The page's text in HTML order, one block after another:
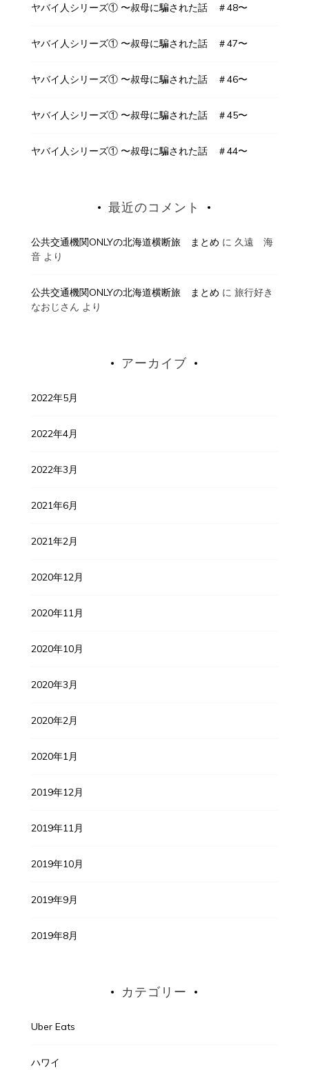
ヤバイ人シリーズ① 〜叔母に騙された話 ＃48〜
ヤバイ人シリーズ① 〜叔母に騙された話 ＃47〜
ヤバイ人シリーズ① 〜叔母に騙された話 ＃46〜
ヤバイ人シリーズ① 〜叔母に騙された話 ＃45〜
ヤバイ人シリーズ① 〜叔母に騙された話 ＃44〜
最近のコメント
公共交通機関ONLYの北海道横断旅 まとめ に 久遠 海
音より
公共交通機関ONLYの北海道横断旅 まとめ に 旅行好き
なおじさん より
アーカイブ
2022年5月
2022年4月
2022年3月
2021年6月
2021年2月
2020年12月
2020年11月
2020年10月
2020年3月
2020年2月
2020年1月
2019年12月
2019年11月
2019年10月
2019年9月
2019年8月
カテゴリー
Uber Eats
ハワイ